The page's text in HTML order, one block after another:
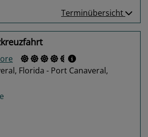
Terminübersicht
Florida - Port Canaveral,